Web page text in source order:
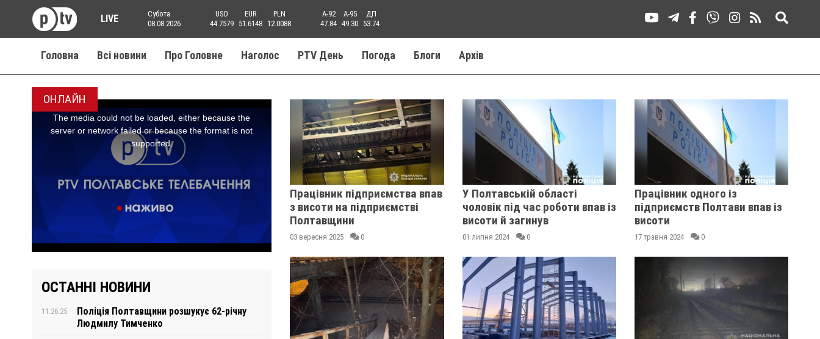
LIVE
Субота
08.08.2026
USD
44.7579
EUR
51.6148
PLN
12.0088
A-92
47.84
A-95
49.30
ДП
53.74
Головна Всі новини Про Головне Наголос PTV День Погода Блоги Aрхів
ОНЛАЙН
ОСТАННІ НОВИНИ
11.26.25
Поліція Полтавщини розшукує 62-річну
Людмилу Тимченко
Працівник підприємства впав
з висоти на підприємстві
Полтавщини
03 вересня 2025 0
У Полтавській області
чоловік під час роботи впав із
висоти й загинув
01 липня 2024 0
Працівник одного із
підприємств Полтави впав із
висоти
17 травня 2024 0